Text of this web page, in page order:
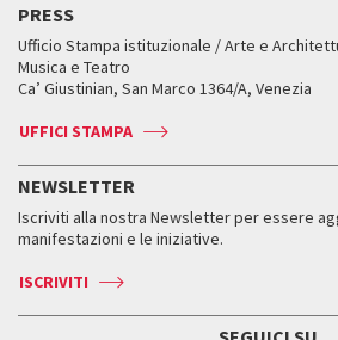
FAQ
Servizi al pubblico
Come raggiungerci
Press
Edizioni passate
Orari e sedi
Accrediti
Come raggiungerci
Orari e sedi
Biglietti
Accrediti
Come raggiungerci
Contatti
Press
Accrediti
Servizi al pubblico
Come raggiungerci
Press
Workshop di critica teatrale
Leone d’oro alla carriera
Leone d’argento
Edizioni passate
Orari e sedi
Biglietti
Servizi al pubblico
Come raggiungerci
Contatti
Mostre Virtuali
Fondi e Collezioni
Biennale College ASAC
ASAC DATI
Storia
Orari e sedi
PRESS
Ufficio Stampa istituzionale / Arte e
Musica e Teatro
Ca’ Giustinian, San Marco 1364/A, Venezia
UFFICI STAMPA
NEWSLETTER
Iscriviti alla nostra Newsletter per essere
manifestazioni e le iniziative.
ISCRIVITI